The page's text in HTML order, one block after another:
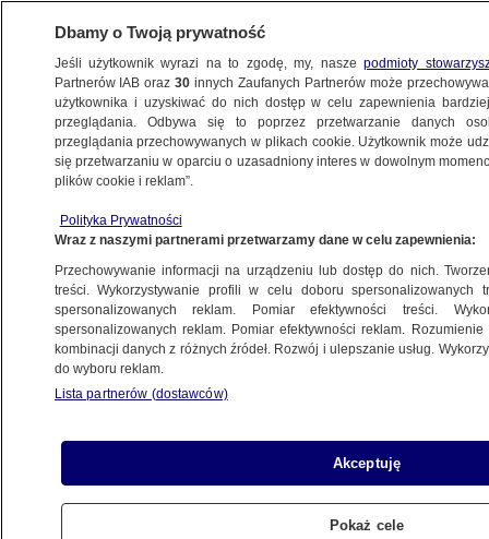
POLSKA
na Ukrainę? Które miasta i regiony są
zajęte przez Rosjan?
3.03.2022, 15:45
Udostępnij
Dbamy o Twoją prywatność
Jeśli użytkownik wyrazi na to zgodę, my, naszepodmioty
Partnerów IAB oraz30 innych Zaufanych Partnerów może
użytkownika i uzyskiwać do nich dostęp w celu zapewnienia
przeglądania. Odbywa się to poprzez przetwarzanie danych
przeglądania przechowywanych w plikach cookie. Użytkownik może
się przetwarzaniu w oparciu o uzasadniony interes w dowolnym
plików cookie i reklam”.
Polityka Prywatności
Wraz z naszymi partnerami przetwarzamy dane w celu zapewnienia:
Przechowywanie informacji na urządzeniu lub dostęp do nich.
treści. Wykorzystywanie profili w celu doboru spersonalizowanych
spersonalizowanych reklam. Pomiar efektywności treści.
spersonalizowanych reklam. Pomiar efektywności reklam.
kombinacji danych z różnych źródeł. Rozwój i ulepszanie usług.
do wyboru reklam.
Lista partnerów (dostawców)
Akceptuję
Pokaż cele